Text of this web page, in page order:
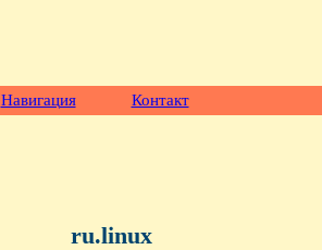
Навигация Контакт
ru.linux